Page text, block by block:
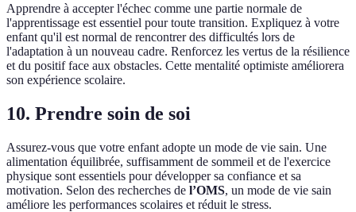
Apprendre à accepter l'échec comme une partie normale de
l'apprentissage est essentiel pour toute transition. Expliquez à votre
enfant qu'il est normal de rencontrer des difficultés lors de
l'adaptation à un nouveau cadre. Renforcez les vertus de la résilience
et du positif face aux obstacles. Cette mentalité optimiste améliorera
son expérience scolaire.
10. Prendre soin de soi
Assurez-vous que votre enfant adopte un mode de vie sain. Une
alimentation équilibrée, suffisamment de sommeil et de l'exercice
physique sont essentiels pour développer sa confiance et sa
motivation. Selon des recherches de l’OMS, un mode de vie sain
améliore les performances scolaires et réduit le stress.